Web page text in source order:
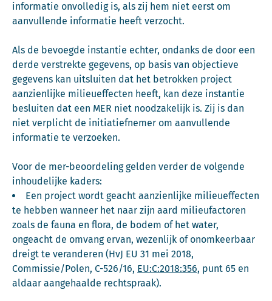
informatie onvolledig is, als zij hem niet eerst om
aanvullende informatie heeft verzocht.
Als de bevoegde instantie echter, ondanks de door een
derde verstrekte gegevens, op basis van objectieve
gegevens kan uitsluiten dat het betrokken project
aanzienlijke milieueffecten heeft, kan deze instantie
besluiten dat een MER niet noodzakelijk is. Zij is dan
niet verplicht de initiatiefnemer om aanvullende
informatie te verzoeken.
Voor de mer-beoordeling gelden verder de volgende
inhoudelijke kaders:
Een project wordt geacht aanzienlijke milieueffecten
te hebben wanneer het naar zijn aard milieufactoren
zoals de fauna en flora, de bodem of het water,
ongeacht de omvang ervan, wezenlijk of onomkeerbaar
dreigt te veranderen (HvJ EU 31 mei 2018,
Commissie/Polen, C-526/16, EU:C:2018:356, punt 65 en
aldaar aangehaalde rechtspraak).